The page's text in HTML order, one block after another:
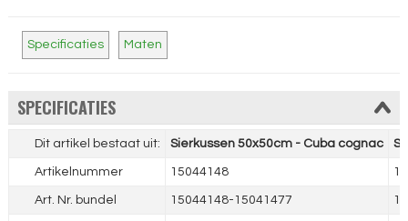
Specificaties Maten
SPECIFICATIES
Dit artikel bestaat uit: Sierkussen 50x50cm - Cuba cognac
Artikelnummer 15044148
Art. Nr. bundel 15044148-15041477